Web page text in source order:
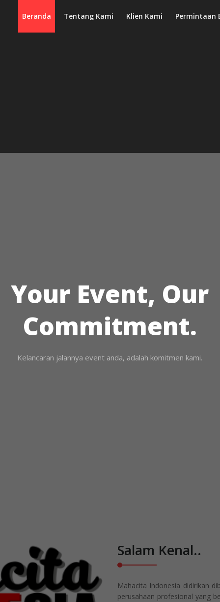
Beranda Tentang Kami Klien Kami Permintaan
Your Event, Our
Commitment.
Kelancaran jalannya event anda, adalah komitmen kami.
Salam Kenal..
Mahacita Indonesia didirikan
perusahaan profesional yang